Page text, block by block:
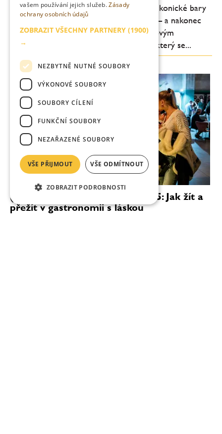
Vysoké Tatry, tradiční slovenská kultura, ikonické bary
z Londýna, Athén, Bangkoku i Cartageny – a nakonec
Bratislava se svým nejznámějším koktejlovým
podnikem. Mirror’s Bartender’s Summit, který se...
(Ne)konference Gastrolove 2025: Jak žít a
přežít v gastronomii s láskou
vašem používání jejich služeb.Zásady
ochrany osobních údajů
ZOBRAZIT VŠECHNY PARTNERY (1900)
→
NEZBYTNĚ NUTNÉ SOUBORY
VÝKONOVÉ SOUBORY
SOUBORY CÍLENÍ
FUNKČNÍ SOUBORY
NEZAŘAZENÉ SOUBORY
VŠE PŘIJMOUT VŠE ODMÍTNOUT
ZOBRAZIT PODROBNOSTI